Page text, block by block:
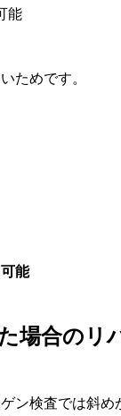
能
ためです。
能
場合のリ
ン検査では斜め